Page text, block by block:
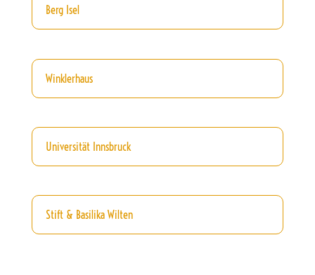
Berg Isel
Winklerhaus
Universität Innsbruck
Stift & Basilika Wilten